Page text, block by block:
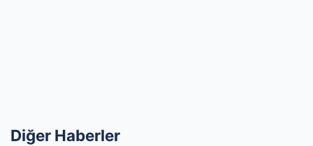
Diğer Haberler